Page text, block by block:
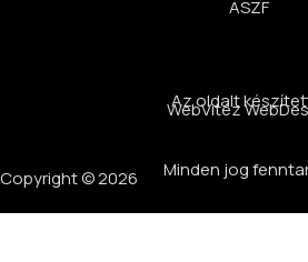
ÁSZF
Az oldalt
WebVitéz
Minden jog
Copyright © 2026